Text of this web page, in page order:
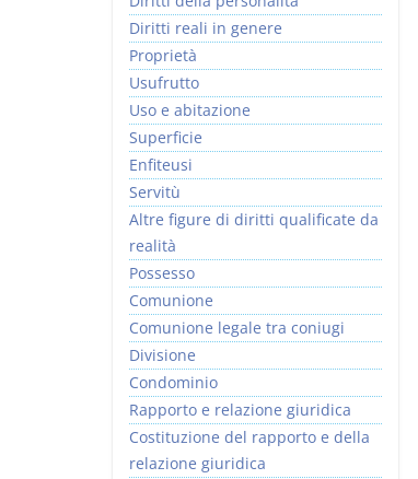
Diritti reali in genere
Proprietà
Usufrutto
Uso e abitazione
Superficie
Enfiteusi
Servitù
Altre figure di diritti qualificate da
realità
Possesso
Comunione
Comunione legale tra coniugi
Divisione
Condominio
Rapporto e relazione giuridica
Costituzione del rapporto e della
relazione giuridica